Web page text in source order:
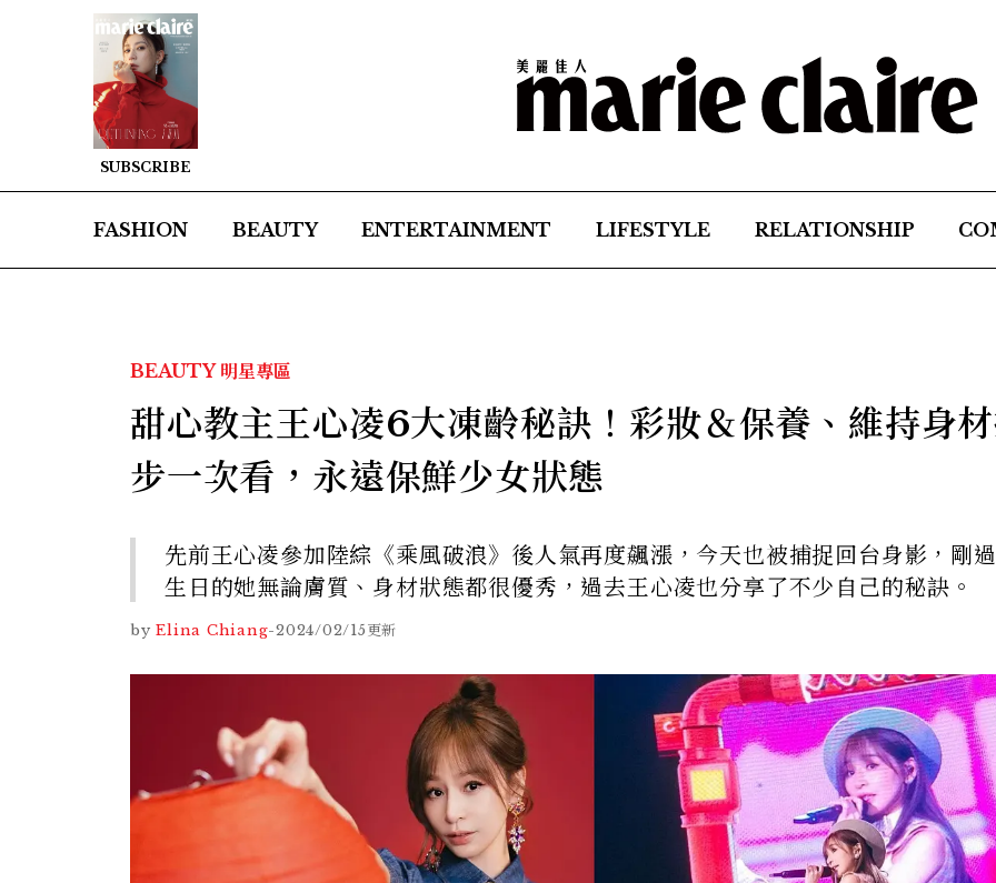
SUBSCRIBE
FASHION BEAUTY ENTERTAINMENT LIFESTYLE RELATIONSHIP
BEAUTY 明星專區
甜心教主王心凌6大凍齡秘訣！彩妝＆保養、維持身
步一次看，永遠保鮮少女狀態
先前王心凌參加陸綜《乘風破浪》後人氣再度飆漲，今天也被捕捉回台身影，剛
生日的她無論膚質、身材狀態都很優秀，過去王心凌也分享了不少自己的秘訣。
by Elina Chiang-2024/02/15更新